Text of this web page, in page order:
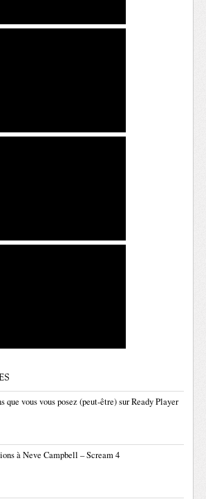
que vous vous posez (peut-être) sur Ready Player
à Neve Campbell – Scream 4